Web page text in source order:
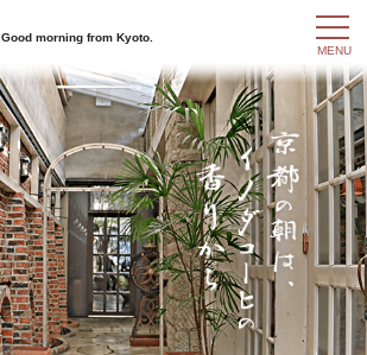
Good morning from Kyoto.
t
o
g
g
l
e
n
a
v
g
a
t
i
o
n
MENU